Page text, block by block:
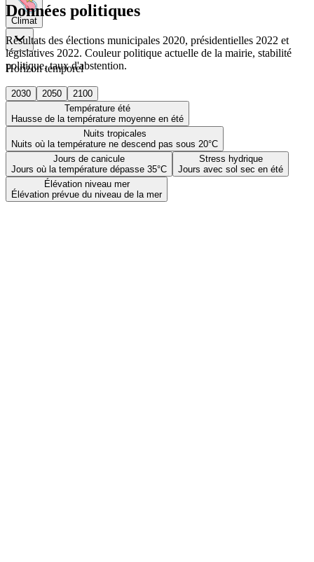
Climat
Horizon temporel
2030 2050
2100
Température été
Hausse de la température moyenne en été
Nuits tropicales
Nuits où la température ne descend pas sous 20°C
Jours de canicule
Jours où la température dépasse 35°C
Stress hydrique
Jours avec sol sec en été
Élévation niveau mer
Élévation prévue du niveau de la mer
Données politiques
Résultats des élections municipales 2020, présidentielles 2022 et
législatives 2022. Couleur politique actuelle de la mairie, stabilité
politique, taux d'abstention.